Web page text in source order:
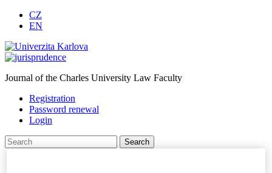
CZ
EN
Journal of the Charles University Law Faculty
Registration
Password renewal
Login